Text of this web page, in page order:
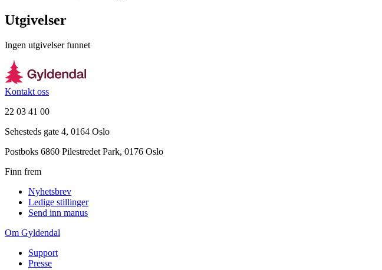
Utgivelser
Ingen utgivelser funnet
Kontakt oss
22 03 41 00
Sehesteds gate 4, 0164 Oslo
Postboks 6860 Pilestredet Park, 0176 Oslo
Finn frem
Nyhetsbrev
Ledige stillinger
Send inn manus
Om Gyldendal
Support
Presse